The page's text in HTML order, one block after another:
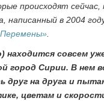
происходят
написанный в 2004
находится совсем
город Сирии. В нем
друг на друга и
цветам и